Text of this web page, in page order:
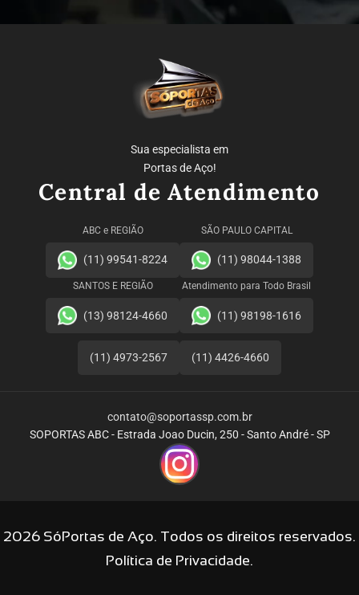
Sua especialista em
Portas de Aço!
Central de Atendimento
ABC e REGIÃO
(11) 99541-8224
SÃO PAULO CAPITAL
(11) 98044-1388
SANTOS E REGIÃO
(13) 98124-4660
Atendimento para Todo Brasil
(11) 98198-1616
(11) 4973-2567 (11) 4426-4660
contato@soportassp.com.br
SOPORTAS ABC - Estrada Joao Ducin, 250 - Santo André - SP
2026 SóPortas de Aço. Todos os direitos reservados.
Política de Privacidade.